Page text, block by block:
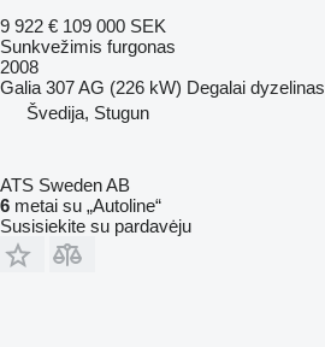
9 922 € 109 000 SEK
Sunkvežimis furgonas
2008
Galia 307 AG (226 kW) Degalai dyzelinas
Švedija, Stugun
ATS Sweden AB
6 metai su „Autoline“
Susisiekite su pardavėju